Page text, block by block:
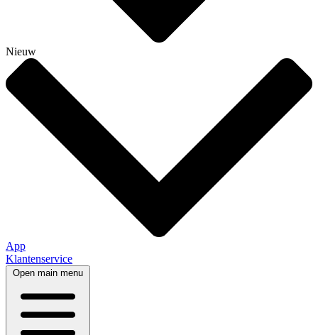
Nieuw
App
Klantenservice
Open main menu